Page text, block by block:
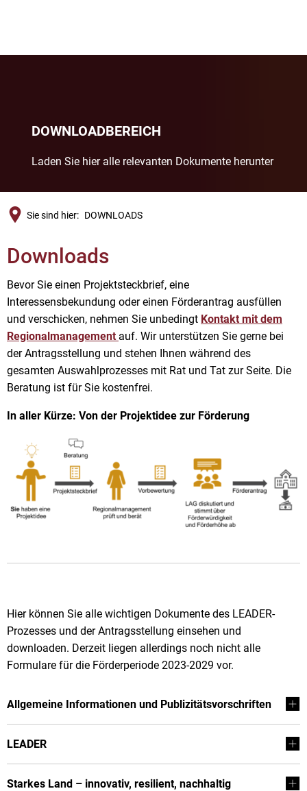
DOWNLOADBEREICH
Laden Sie hier alle relevanten Dokumente herunter
Sie sind hier: DOWNLOADS
Downloads
Bevor Sie einen Projektsteckbrief, eine
Interessensbekundung oder einen Förderantrag ausfüllen
und verschicken, nehmen Sie unbedingt Kontakt mit dem
Regionalmanagement auf. Wir unterstützen Sie gerne bei
der Antragsstellung und stehen Ihnen während des
gesamten Auswahlprozesses mit Rat und Tat zur Seite. Die
Beratung ist für Sie kostenfrei.
In aller Kürze: Von der Projektidee zur Förderung
Hier können Sie alle wichtigen Dokumente des LEADER-
Prozesses und der Antragsstellung einsehen und
downloaden. Derzeit liegen allerdings noch nicht alle
Formulare für die Förderperiode 2023-2029 vor.
Allgemeine Informationen und Publizitätsvorschriften
LEADER
Starkes Land – innovativ, resilient, nachhaltig